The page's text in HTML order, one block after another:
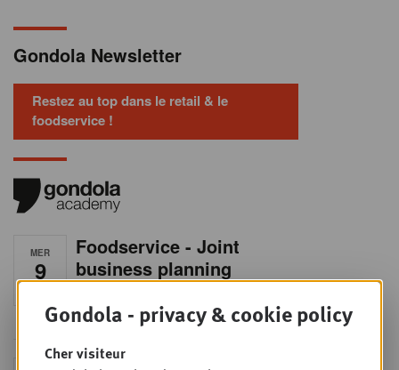
Gondola Newsletter
Restez au top dans le retail & le
foodservice !
MER
9
Foodservice - Joint
business planning
onderhandelingstafel is geen toeval!
Gondola - privacy & cookie policy
Cher visiteur